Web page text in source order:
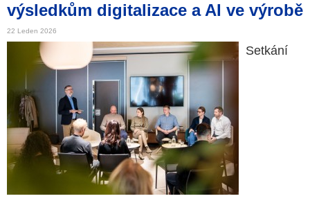
výsledkům digitalizace a AI ve výrobě
22 Leden 2026
Setkání